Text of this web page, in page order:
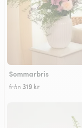
Sommarbris
från 319 kr